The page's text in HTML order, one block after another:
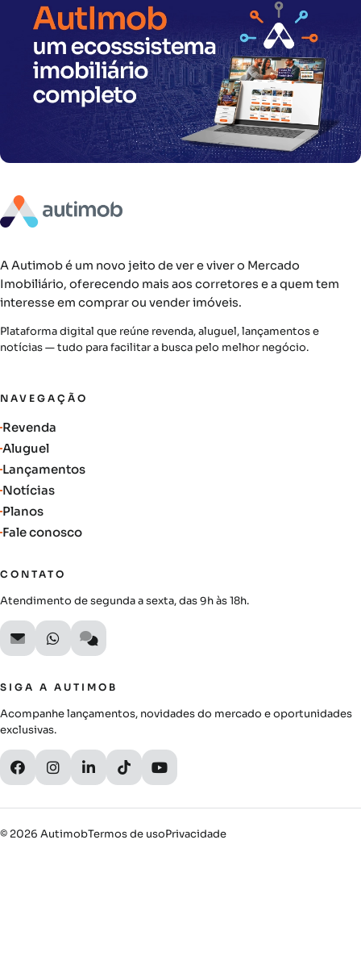
A Autimob é um novo jeito de ver e viver o Mercado
Imobiliário, oferecendo mais aos corretores e a quem tem
interesse em comprar ou vender imóveis.
Plataforma digital que reúne revenda, aluguel, lançamentos e
notícias — tudo para facilitar a busca pelo melhor negócio.
NAVEGAÇÃO
Revenda
Aluguel
Lançamentos
Notícias
Planos
Fale conosco
CONTATO
Atendimento de segunda a sexta, das 9h às 18h.
SIGA A AUTIMOB
Acompanhe lançamentos, novidades do mercado e oportunidades
exclusivas.
© 2026 AutimobTermos de usoPrivacidade